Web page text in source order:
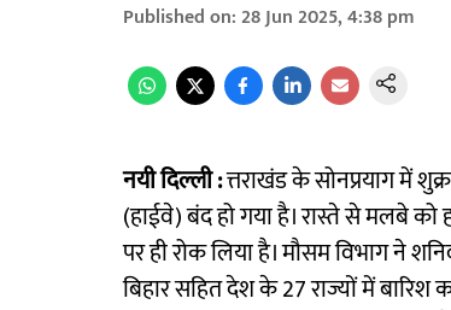
Published on:28 Jun 2025, 4:38 pm
नयी दिल्ली :त्तराखंड के सोनप्रयाग में
(हाईवे) बंद हो गया है। रास्ते से मलबे को
पर ही रोक लिया है। मौसम विभाग ने
बिहार सहित देश के 27 राज्यों में बारिश